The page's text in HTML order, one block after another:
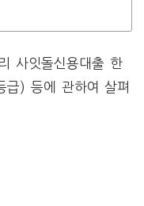
사잇돌신용대출 한
급) 등에 관하여 살펴